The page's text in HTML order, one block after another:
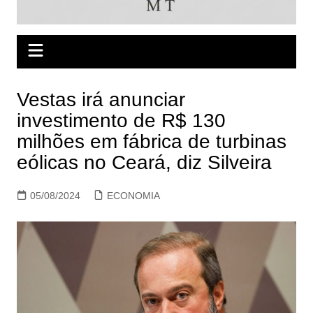
Vestas irá anunciar
investimento de R$ 130
milhões em fábrica de turbinas
eólicas no Ceará, diz Silveira
05/08/2024 ECONOMIA